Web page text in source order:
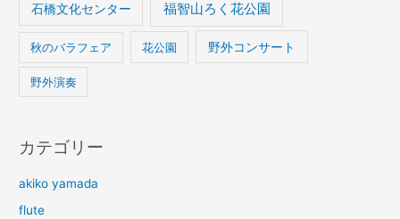
石橋文化センター 福智山ろく花公園
秋のバラフェア 花公園 野外コンサート
野外演奏
カテゴリー
akiko yamada
flute